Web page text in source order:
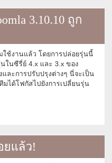
3.10.10 ถูก
ใช้งานแล้ว โดยการปล่อยรุ่นนี้
ในซีรี่ย์ 4.x และ 3.x ของ
ละการปรับปรุงต่างๆ นี่จะเป็น
ได้โฟกัสไปยังการเปลี่ยนรุ่น
ยแล้ว!